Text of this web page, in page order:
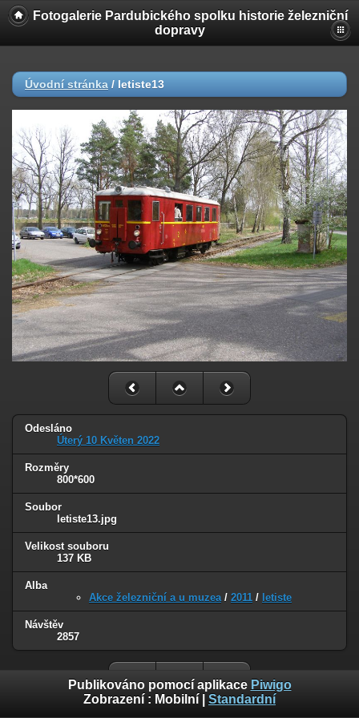
Fotogalerie Pardubického spolku historie železniční
dopravy
Úvodní stránka / letiste13
Odesláno
Úterý 10 Květen 2022
Rozměry
800*600
Soubor
letiste13.jpg
Velikost souboru
137 KB
Alba
Akce železniční a u muzea/ 2011 / letiste
Návštěv
2857
Publikováno pomocí aplikace Piwigo
Zobrazení : Mobilní Standardní